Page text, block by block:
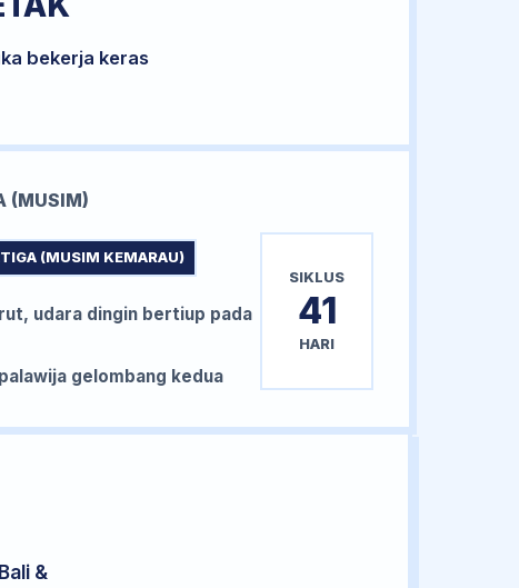
bekerja keras
(MUSIM)
(MUSIM KEMARAU)
udara dingin bertiup pada
gelombang kedua
SIKLUS
41
HARI
&